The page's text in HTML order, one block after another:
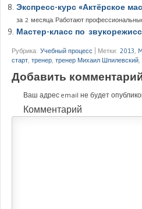
Экспресс-курс «Актёрское
за 2 месяца. Работают
Мастер-класс по
Рубрика: Учебный процесс Метки: 2013,
старт, тренер, тренер Михаил Шпилевский,
Добавить
Ваш адрес email не будет
Комментарий